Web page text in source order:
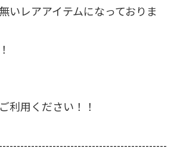
いレアアイテムになっておりま
利用ください！！